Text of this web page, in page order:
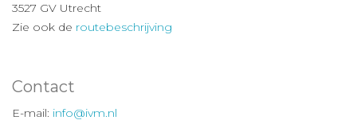
3527 GV Utrecht
Zie ook de routebeschrijving
Contact
E-mail: info@ivm.nl